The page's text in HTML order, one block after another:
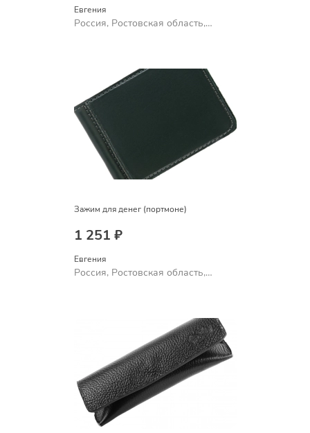
Евгения
Россия, Ростовская область,
Зажим для денег (портмоне)
1 251 ₽
Евгения
Россия, Ростовская область,